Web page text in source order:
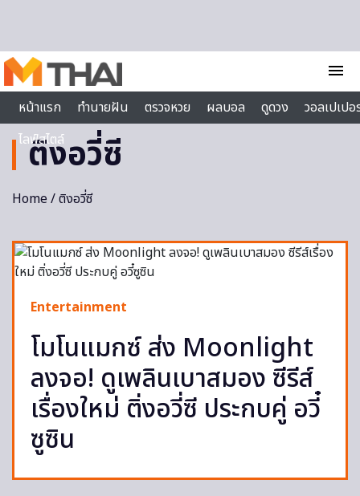
menu
หน้าแรก
ทำนายฝัน ตรวจหวย ผลบอล ดูดวง
วอลเปเป
ไลฟ์สไตล์
ติงอวี่ซี
Home/ ติงอวี่ซี
Entertainment
โมโนแมกซ์ ส่ง Moonlight
ลงจอ! ดูเพลินเบาสมอง ซีรีส์
เรื่องใหม่ ติ่งอวี่ซี ประกบคู่ อวี๋
ซูซิน